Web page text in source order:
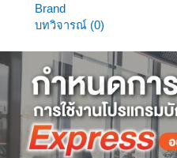
Brand
บทวิจารณ์ (0)